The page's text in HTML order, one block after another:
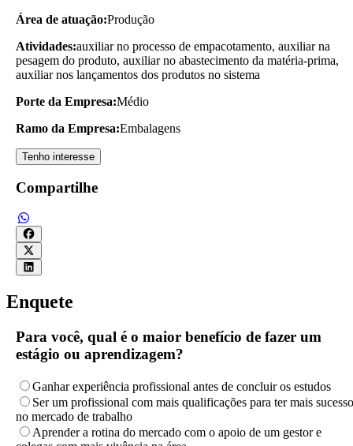
Área de atuação:Produção
Atividades:auxiliar no processo de empacotamento, auxiliar na
pesagem do produto, auxiliar no abastecimento da matéria-prima,
auxiliar nos lançamentos dos produtos no sistema
Porte da Empresa:Médio
Ramo da Empresa:Embalagens
Tenho interesse
Compartilhe
Enquete
Para você, qual é o maior benefício de fazer um
estágio ou aprendizagem?
Ganhar experiência profissional antes de concluir os estudos
Ser um profissional com mais qualificações para ter mais sucesso
no mercado de trabalho
Aprender a rotina do mercado com o apoio de um gestor e